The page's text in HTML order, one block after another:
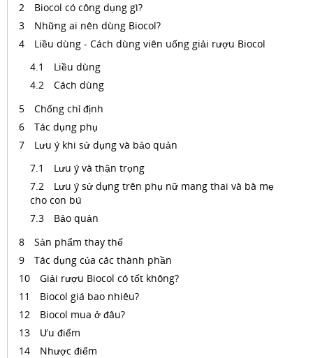
Biocol có công dụng gì?
Những ai nên dùng Biocol?
Liều dùng - Cách dùng viên uống giải rượu Biocol
Liều dùng
Cách dùng
Chống chỉ định
Tác dụng phụ
Lưu ý khi sử dụng và bảo quản
Lưu ý và thận trọng
Lưu ý sử dụng trên phụ nữ mang thai và bà mẹ
cho con bú
Bảo quản
Sản phẩm thay thế
Tác dụng của các thành phần
Giải rượu Biocol có tốt không?
Biocol giá bao nhiêu?
Biocol mua ở đâu?
Ưu điểm
Nhược điểm